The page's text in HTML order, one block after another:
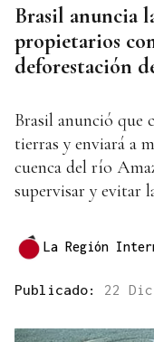
Brasil anuncia
propietarios
deforestación
Brasil anunció que
tierras y enviará a
cuenca del río
supervisar y evitar
La Región
Publicado: 22